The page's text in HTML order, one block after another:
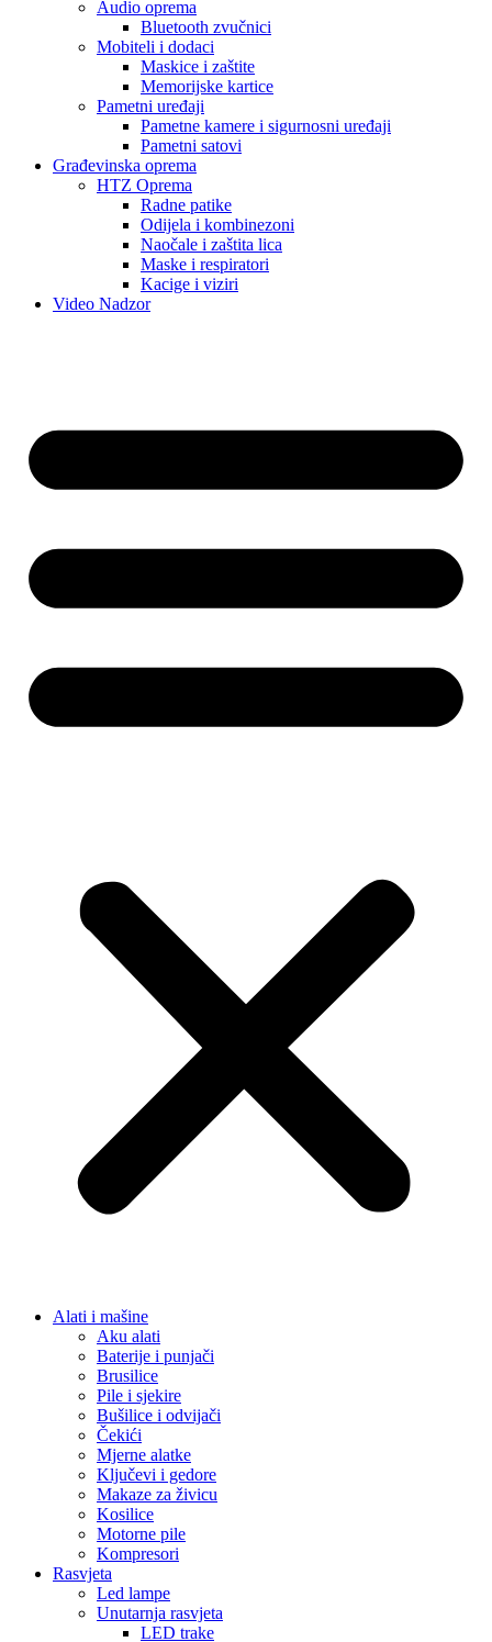
Baterije i punjači
Pile i sjekire
Bušilice i odvijači
Čekići
Mjerne alatke
Ključevi i gedore
Makaze za živicu
Kosilice
Motorne pile
LED trake
Noćne lampe i dekorativna rasvjeta
Stojeće lampe
Stropne lampe i plafonjere
Zidne lampe
Vanjska rasvjeta
Reflektori i sigurnosna rasvjeta
Solarna rasvjeta
Vrtna rasvjeta
Vojna oprema
Taktičke patike
Vojne čizme
Vojne pantalone
Stolice za ribolov / kamping
Dom i Enterijer
Zidni paneli
Kuhinja